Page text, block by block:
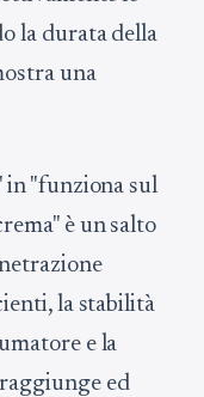
la durata della
una
"funziona sul
è un salto
la stabilità
e la
ed